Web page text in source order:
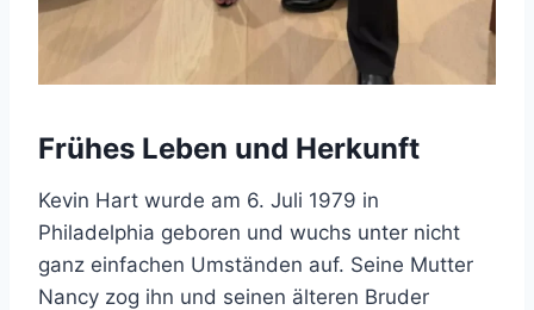
Frühes Leben und Herkunft
Kevin Hart wurde am 6. Juli 1979 in
Philadelphia geboren und wuchs unter nicht
ganz einfachen Umständen auf. Seine Mutter
Nancy zog ihn und seinen älteren Bruder